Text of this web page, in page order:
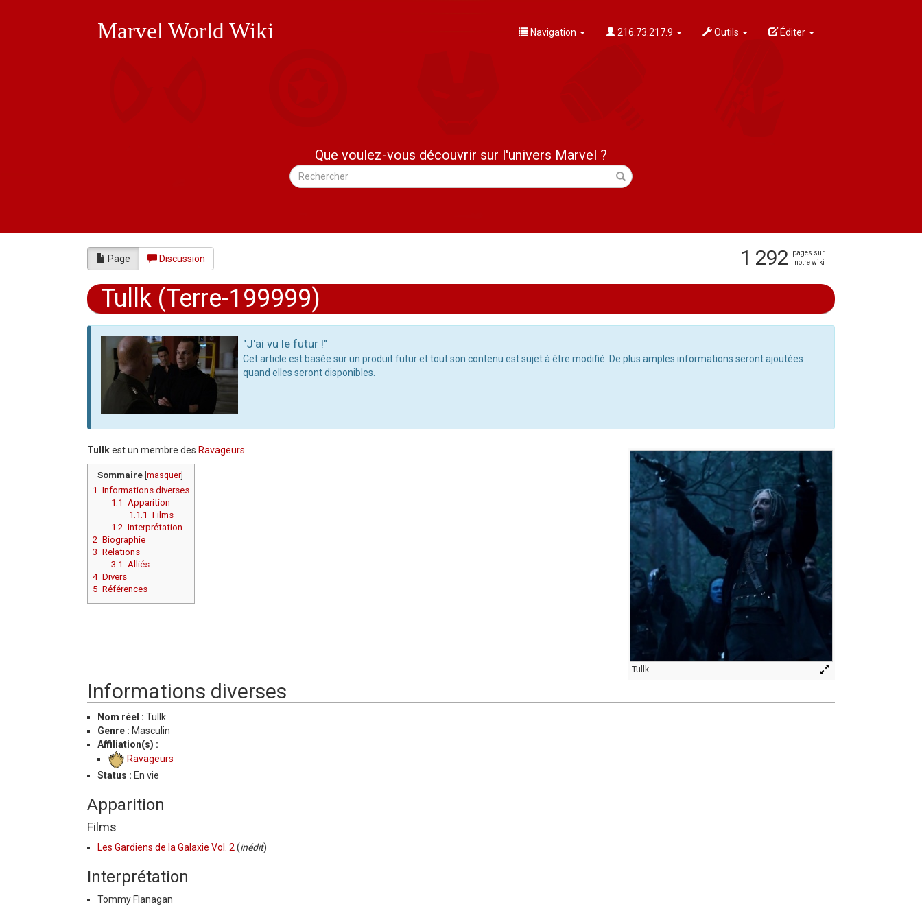
Marvel World Wiki Navigation 216.73.217.9 Outils Éditer
Que voulez-vous découvrir sur l'univers Marvel ?
Page Discussion 1 292
pages sur
notre wiki
Tullk (Terre-199999)
"J'ai vu le futur !"
Cet article est basée sur un produit futur et tout son contenu est sujet à être modifié. De plus amples informations seront ajoutées
quand elles seront disponibles.
Tullk
Tullkest un membre des Ravageurs.
Sommaire[ masquer]
1 Informations diverses
1.1 Apparition
1.1.1
Films
1.2 Interprétation
2 Biographie
3 Relations
3.1 Alliés
4 Divers
5 Références
Informations diverses
Nom réel : Tullk
Genre : Masculin
Affiliation(s) :
Ravageurs
Status : En vie
Apparition
Films
Les Gardiens de la Galaxie Vol. 2 (inédit)
Interprétation
Tommy Flanagan